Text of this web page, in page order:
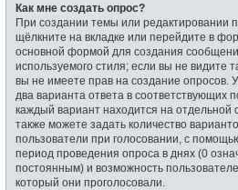
Как мне создать опрос?
При создании темы или редактировании
щёлкните на вкладке или перейдите в
основной формой для создания
используемого стиля; если вы не видите
вы не имеете прав на создание опросов.
два варианта ответа в соответствующих
каждый вариант находится на отдельной
также можете задать количество
пользователи при голосовании, с
период проведения опроса в днях (0
постоянным) и возможность
который они проголосовали.